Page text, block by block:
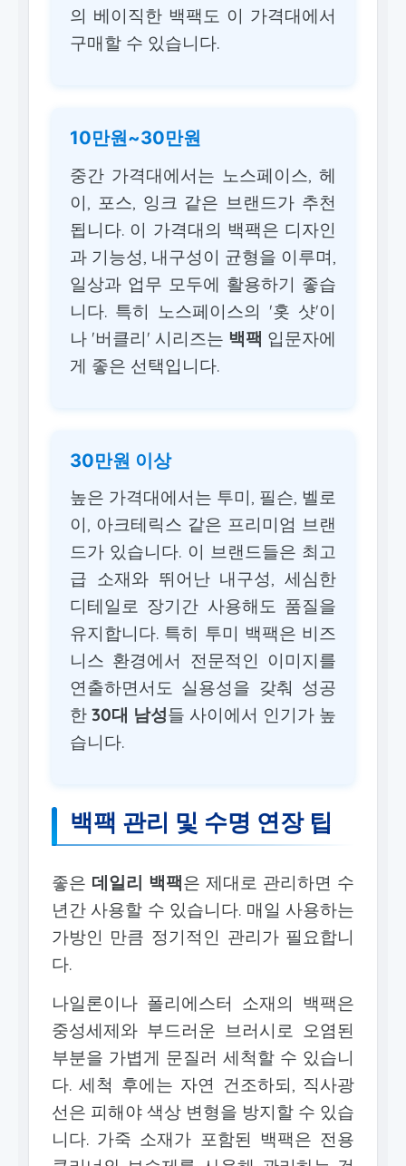
의 베이직한 백팩도 이 가격대에서
구매할 수 있습니다.
10만원~30만원
중간 가격대에서는 노스페이스, 헤
이, 포스, 잉크 같은 브랜드가 추천
됩니다. 이 가격대의 백팩은 디자인
과 기능성, 내구성이 균형을 이루며,
일상과 업무 모두에 활용하기 좋습
니다. 특히 노스페이스의 '홋 샷'이
나 '버클리' 시리즈는 백팩 입문자에
게 좋은 선택입니다.
30만원 이상
높은 가격대에서는 투미, 필슨, 벨로
이, 아크테릭스 같은 프리미엄 브랜
드가 있습니다. 이 브랜드들은 최고
급 소재와 뛰어난 내구성, 세심한
디테일로 장기간 사용해도 품질을
유지합니다. 특히 투미 백팩은 비즈
니스 환경에서 전문적인 이미지를
연출하면서도 실용성을 갖춰 성공
한 30대 남성들 사이에서 인기가 높
습니다.
백팩 관리 및 수명 연장 팁
좋은 데일리 백팩은 제대로 관리하면 수
년간 사용할 수 있습니다. 매일 사용하는
가방인 만큼 정기적인 관리가 필요합니
다.
나일론이나 폴리에스터 소재의 백팩은
중성세제와 부드러운 브러시로 오염된
부분을 가볍게 문질러 세척할 수 있습니
다. 세척 후에는 자연 건조하되, 직사광
선은 피해야 색상 변형을 방지할 수 있습
니다. 가죽 소재가 포함된 백팩은 전용